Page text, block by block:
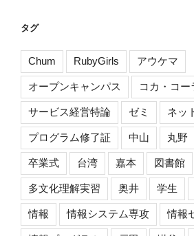
タグ
Chum RubyGirls アウケマ
オープンキャンパス コカ・コー
サービス経営特論 ゼミ ネッ
プログラム修了証 中山 丸野
卒業式 台湾 嘉本 図書館
多文化理解実習 奥井 学生
情報 情報システム専攻 情報